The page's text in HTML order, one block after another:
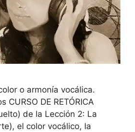
o armonía vocálica.
CURSO DE RETÓRICA
de la Lección 2: La
el color vocálico, la